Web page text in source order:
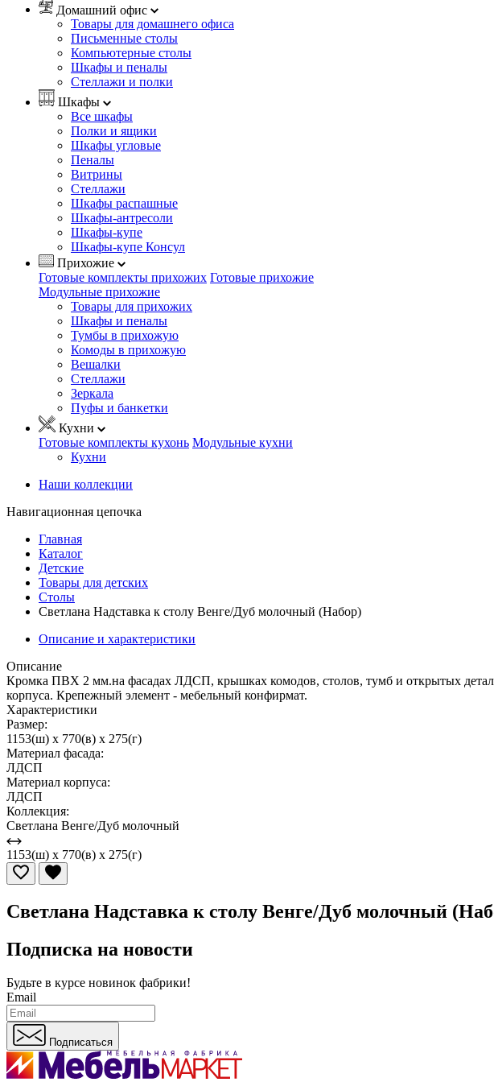
Домашний офис
Товары для домашнего офиса
Письменные столы
Компьютерные столы
Шкафы и пеналы
Стеллажи и полки
Шкафы
Все шкафы
Полки и ящики
Шкафы угловые
Пеналы
Витрины
Стеллажи
Шкафы распашные
Шкафы-антресоли
Шкафы-купе
Шкафы-купе Консул
Прихожие
Готовые комплекты прихожих Готовые прихожие
Модульные прихожие
Товары для прихожих
Шкафы и пеналы
Тумбы в прихожую
Комоды в прихожую
Вешалки
Стеллажи
Зеркала
Пуфы и банкетки
Кухни
Готовые комплекты кухонь Модульные кухни
Кухни
Наши коллекции
Навигационная цепочка
Главная
Каталог
Детские
Товары для детских
Столы
Светлана Надставка к столу Венге/Дуб молочный (Набор)
Описание и характеристики
Описание
Кромка ПВХ 2 мм.на фасадах ЛДСП, крышках комодов, столов, тумб и открытых
корпуса. Крепежный элемент - мебельный конфирмат.
Характеристики
Размер:
1153(ш) x 770(в) x 275(г)
Материал фасада:
ЛДСП
Материал корпуса:
ЛДСП
Коллекция:
Светлана Венге/Дуб молочный
1153(ш) x 770(в) x 275(г)
Светлана Надставка к столу Венге/Дуб молочный
Подписка на новости
Будьте в курсе новинок фабрики!
Email
Подписаться